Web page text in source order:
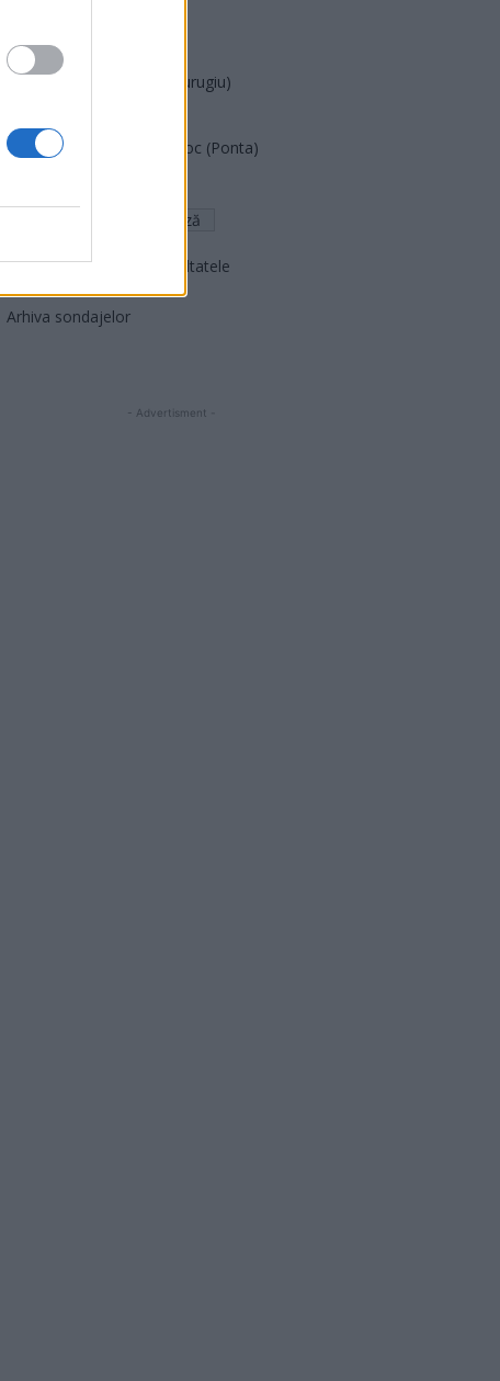
PNCR (Terheș)
Partidul Patrioților (Surugiu)
România pe Primul Loc (Ponta)
Arată rezultatele
Arhiva sondajelor
- Advertisment -